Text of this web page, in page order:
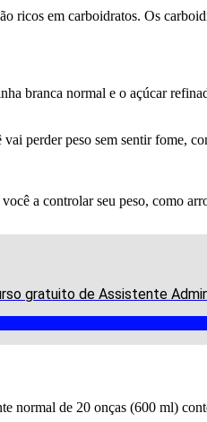
ricos em carboidratos. Os
branca normal e o açúcar
perder peso sem sentir fome,
a controlar seu peso, como
gratuito de Assistente
normal de 20 onças (600 ml)